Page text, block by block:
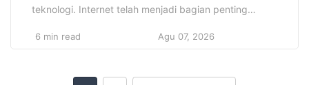
teknologi. Internet telah menjadi bagian penting
berkomunikasi, berbelanja, hingga hiburan. Namun,
6 min read Agu 07, 2026